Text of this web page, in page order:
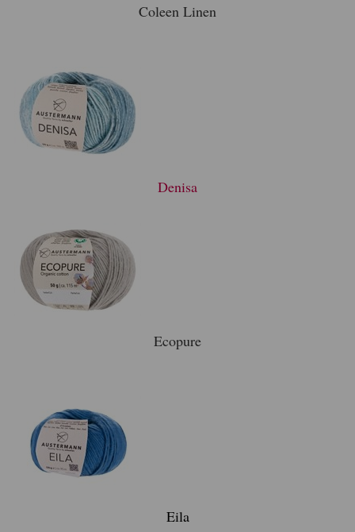
Coleen Linen
Denisa
Ecopure
Eila